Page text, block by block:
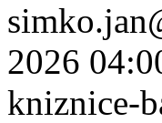
2026
kniznice-